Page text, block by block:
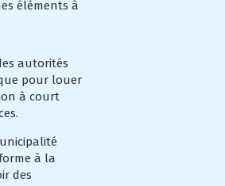
éléments à
autorités
pour louer
à court
à la
des